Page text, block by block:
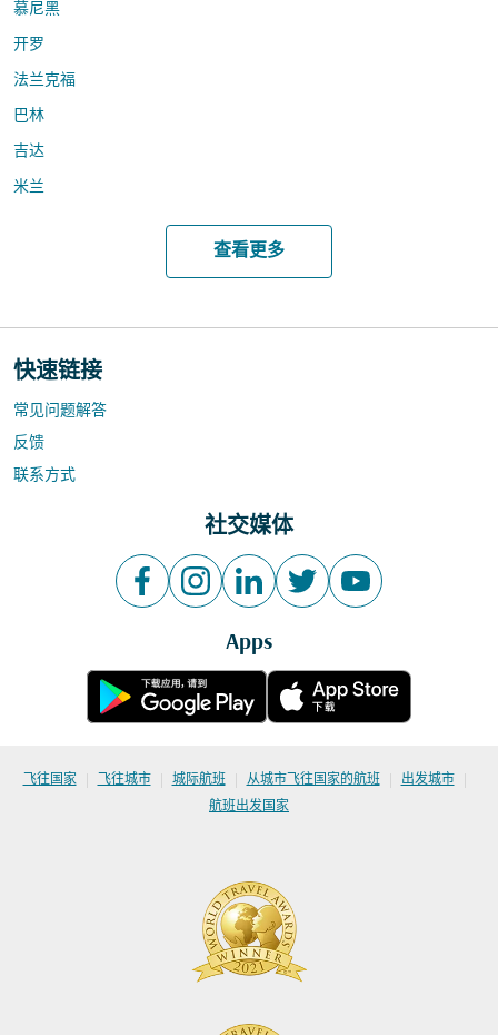
慕尼黑
开罗
法兰克福
巴林
吉达
米兰
查看更多
快速链接
常见问题解答
反馈
联系方式
社交媒体
Apps
飞往国家 | 飞往城市 | 城际航班 | 从城市飞往国家的航班 | 出发城市 |
航班出发国家